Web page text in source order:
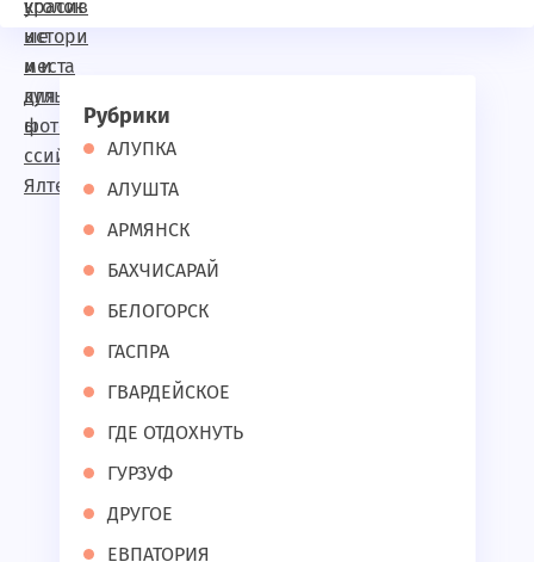
Рубрики
АЛУПКА
АЛУШТА
АРМЯНСК
БАХЧИСАРАЙ
БЕЛОГОРСК
ГАСПРА
ГВАРДЕЙСКОЕ
ГДЕ ОТДОХНУТЬ
ГУРЗУФ
ДРУГОЕ
ЕВПАТОРИЯ